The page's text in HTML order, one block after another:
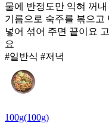
물에 반정도만 익혀 꺼
기름으로 숙주를 볶으고
넣어 섞어 주면 끝이요
요
#일반식 #저녁
100g(100g)